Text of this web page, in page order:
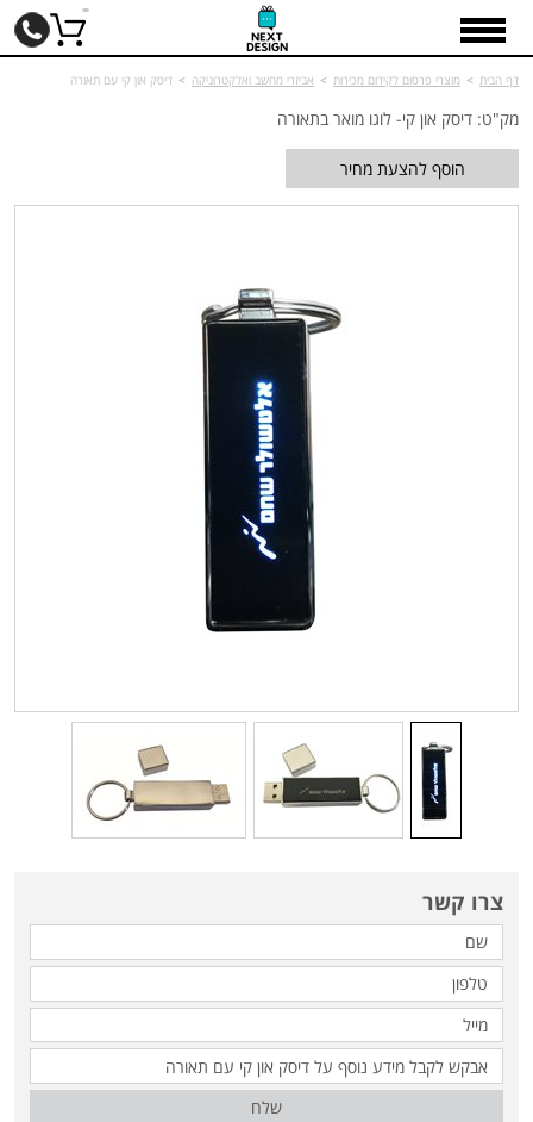
דף הבית > מוצרי פרסום לקידום מכירות > אביזרי מחשב ואלקטרוניקה > דיסק און קי עם תאורה
מק"ט: דיסק און קי- לוגו מואר בתאורה
הוסף להצעת מחיר
צרו קשר
שלח